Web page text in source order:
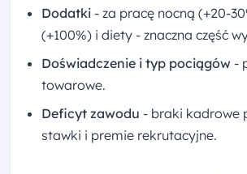
Dodatki - za pracę nocną (+20-
(+100%) i diety - znaczna część
Doświadczenie i typ pociągów -
towarowe.
Deficyt zawodu - braki kadrowe
stawki i premie rekrutacyjne.